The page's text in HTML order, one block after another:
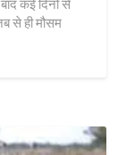
कई दिनों से
से ही मौसम